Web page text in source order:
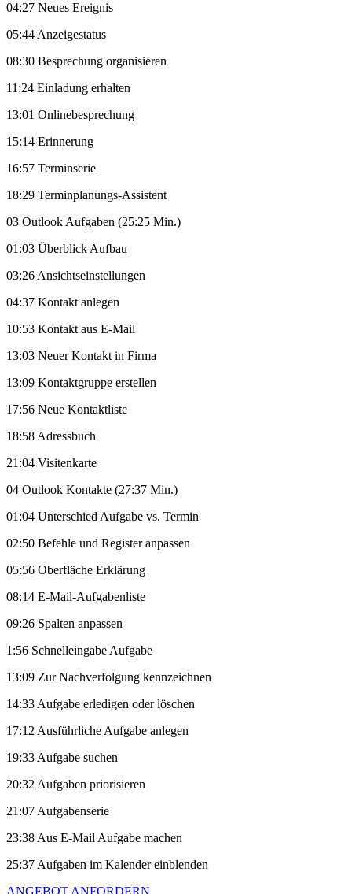
04:27 Neues Ereignis
05:44 Anzeigestatus
08:30 Besprechung organisieren
11:24 Einladung erhalten
13:01 Onlinebesprechung
15:14 Erinnerung
16:57 Terminserie
18:29 Terminplanungs-Assistent
03 Outlook Aufgaben (25:25 Min.)
01:03 Überblick Aufbau
03:26 Ansichtseinstellungen
04:37 Kontakt anlegen
10:53 Kontakt aus E-Mail
13:03 Neuer Kontakt in Firma
13:09 Kontaktgruppe erstellen
17:56 Neue Kontaktliste
18:58 Adressbuch
21:04 Visitenkarte
04 Outlook Kontakte (27:37 Min.)
01:04 Unterschied Aufgabe vs. Termin
02:50 Befehle und Register anpassen
05:56 Oberfläche Erklärung
08:14 E-Mail-Aufgabenliste
09:26 Spalten anpassen
1:56 Schnelleingabe Aufgabe
13:09 Zur Nachverfolgung kennzeichnen
14:33 Aufgabe erledigen oder löschen
17:12 Ausführliche Aufgabe anlegen
19:33 Aufgabe suchen
20:32 Aufgaben priorisieren
21:07 Aufgabenserie
23:38 Aus E-Mail Aufgabe machen
25:37 Aufgaben im Kalender einblenden
ANGEBOT ANFORDERN